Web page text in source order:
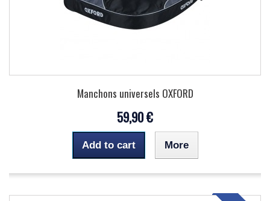
Manchons universels OXFORD
59,90 €
Add to cart More